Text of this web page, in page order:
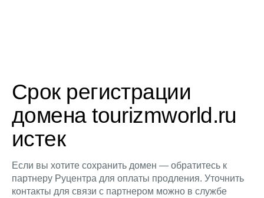
Срок регистрации
домена tourizmworld.ru
истек
Если вы хотите сохранить домен — обратитесь к
партнеру Руцентра для оплаты продления. Уточнить
контакты для связи с партнером можно в службе